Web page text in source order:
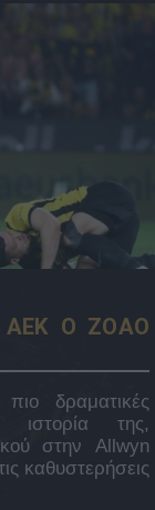
ΑΕΚ Ο ΖΟΑΟ
δραματικές
ιστορία της,
στην Allwyn
καθυστερήσεις